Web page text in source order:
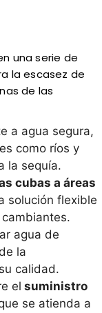
una serie de
la escasez de
de las
a agua segura,
como ríos y
la sequía.
cubas a áreas
solución flexible
agua de
la
calidad.
el suministro
se atienda a